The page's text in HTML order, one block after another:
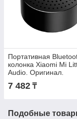
Портативная
колонка Xiaomi Mi
Audio. Оригинал.
7 482 ₸
Подобные